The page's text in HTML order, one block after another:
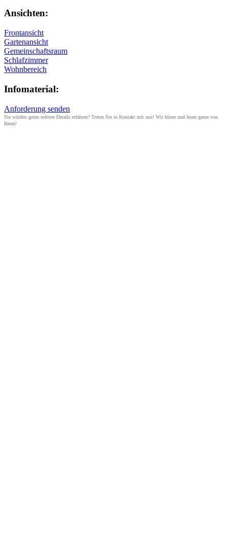
Ansichten:
Frontansicht
Gartenansicht
Gemeinschaftsraum
Schlafzimmer
Wohnbereich
Infomaterial:
Anforderung senden
Sie würden gerne weitere Details erfahren? Treten Sie in Kontakt mit uns! Wir hören und lesen gerne von
Ihnen!